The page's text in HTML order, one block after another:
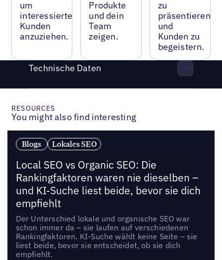
um
interessierte
Kunden
anzuziehen.
Produkte
und dein
Team
zeigen.
zu
präsentieren
und
Kunden zu
begeistern.
Technische Daten
RESOURCES
You might also find interesting
Blogs Lokales SEO
Local SEO vs Organic SEO: Die
Rankingfaktoren waren nie dieselben –
und KI-Suche liest beide, bevor sie dich
empfiehlt
Der Unterschied lokale und organische SEO war
schon immer da – sie laufen auf verschiedenen
Rankingfaktoren. KI-Suche wählt keine Seite – sie
liest beide, bevor sie entscheidet, ob sie dich
empfiehlt.